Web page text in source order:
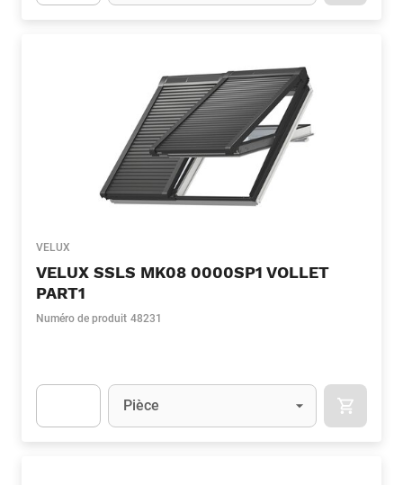
VELUX
VELUX SSLS MK08 0000SP1 VOLLET
PART1
Numéro de produit 48231
Unité
Pièce